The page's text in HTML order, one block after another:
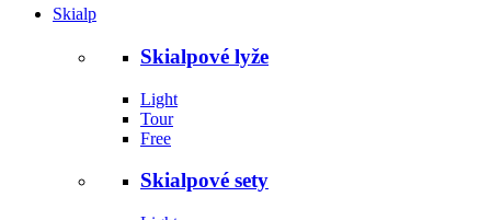
Skialp
Skialpové lyže
Light
Tour
Free
Skialpové sety